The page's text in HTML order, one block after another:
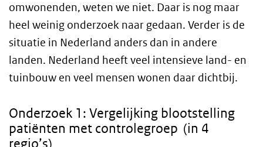
omwonenden, weten we niet. Daar is nog maar
heel weinig onderzoek naar gedaan. Verder is de
situatie in Nederland anders dan in andere
landen. Nederland heeft veel intensieve land- en
tuinbouw en veel mensen wonen daar dichtbij.
Onderzoek 1: Vergelijking blootstelling
patiënten met controlegroep (in 4
regio’s)